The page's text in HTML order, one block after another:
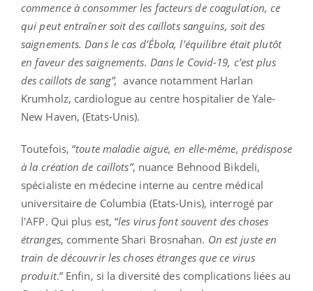
commence à consommer les facteurs de coagulation, ce
qui peut entraîner soit des caillots sanguins, soit des
saignements. Dans le cas d’Ébola, l’équilibre était plutôt
en faveur des saignements. Dans le Covid-19, c’est plus
des caillots de sang”, avance notamment Harlan
Krumholz, cardiologue au centre hospitalier de Yale-
New Haven, (Etats-Unis).
Toutefois, “toute maladie aiguë, en elle-même, prédispose
à la création de caillots”, nuance Behnood Bikdeli,
spécialiste en médecine interne au centre médical
universitaire de Columbia (Etats-Unis), interrogé par
l'AFP. Qui plus est, “les virus font souvent des choses
étranges, commente Shari Brosnahan. On est juste en
train de découvrir les choses étranges que ce virus
produit.” Enfin, si la diversité des complications liées au